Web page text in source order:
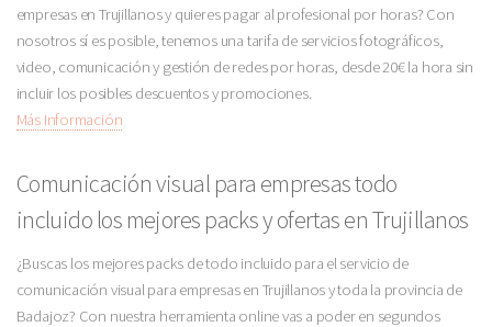
empresas en Trujillanos y quieres pagar al profesional por horas? Con
nosotros sí es posible, tenemos una tarifa de servicios fotográficos,
video, comunicación y gestión de redes por horas, desde 20€ la hora sin
incluir los posibles descuentos y promociones.
Más Información
Comunicación visual para empresas todo
incluido los mejores packs y ofertas en Trujillanos
¿Buscas los mejores packs de todo incluido para el servicio de
comunicación visual para empresas en Trujillanos y toda la provincia de
Badajoz? Con nuestra herramienta online vas a poder en segundos